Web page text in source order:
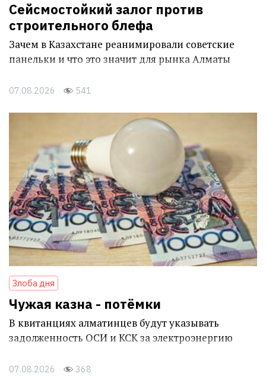
Сейсмостойкий залог против
строительного блефа
Зачем в Казахстане реанимировали советские
панельки и что это значит для рынка Алматы
07.08.2026 541
Злоба дня
Чужая казна - потёмки
В квитанциях алматинцев будут указывать
задолженность ОСИ и КСК за электроэнергию
07.08.2026 368